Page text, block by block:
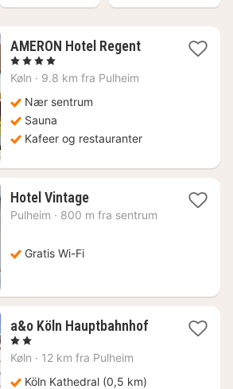
AMERON Hotel Regent2
, 4 Stjerner
Køln · 9.8 km fra Pulheim
Nær sentrum
Sauna
Kafeer og restauranter
Hotel Vintage1
natt
Pulheim · 800 m fra sentrum
Gratis Wi-Fi
a&o Köln Hauptbahnhof2
, 2 Stjerner
Køln · 12 km fra Pulheim
Köln Kathedral (0,5 km)